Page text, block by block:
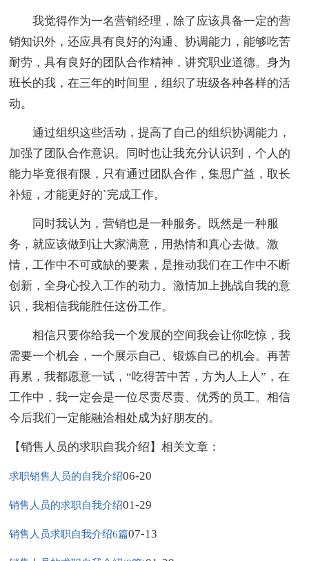
我觉得作为一名营销经理，除了应该具备一定的营
销知识外，还应具有良好的沟通、协调能力，能够吃苦
耐劳，具有良好的团队合作精神，讲究职业道德。身为
班长的我，在三年的时间里，组织了班级各种各样的活
动。
通过组织这些活动，提高了自己的组织协调能力，
加强了团队合作意识。同时也让我充分认识到，个人的
能力毕竟很有限，只有通过团队合作，集思广益，取长
补短，才能更好的`完成工作。
同时我认为，营销也是一种服务。既然是一种服
务，就应该做到让大家满意，用热情和真心去做。激
情，工作中不可或缺的要素，是推动我们在工作中不断
创新，全身心投入工作的动力。激情加上挑战自我的意
识，我相信我能胜任这份工作。
相信只要你给我一个发展的空间我会让你吃惊，我
需要一个机会，一个展示自己、锻炼自己的机会。再苦
再累，我都愿意一试，“吃得苦中苦，方为人上人”，在
工作中，我一定会是一位尽责尽责、优秀的员工。相信
今后我们一定能融洽相处成为好朋友的。
【销售人员的求职自我介绍】相关文章：
求职销售人员的自我介绍06-20
销售人员的求职自我介绍01-29
销售人员求职自我介绍6篇07-13